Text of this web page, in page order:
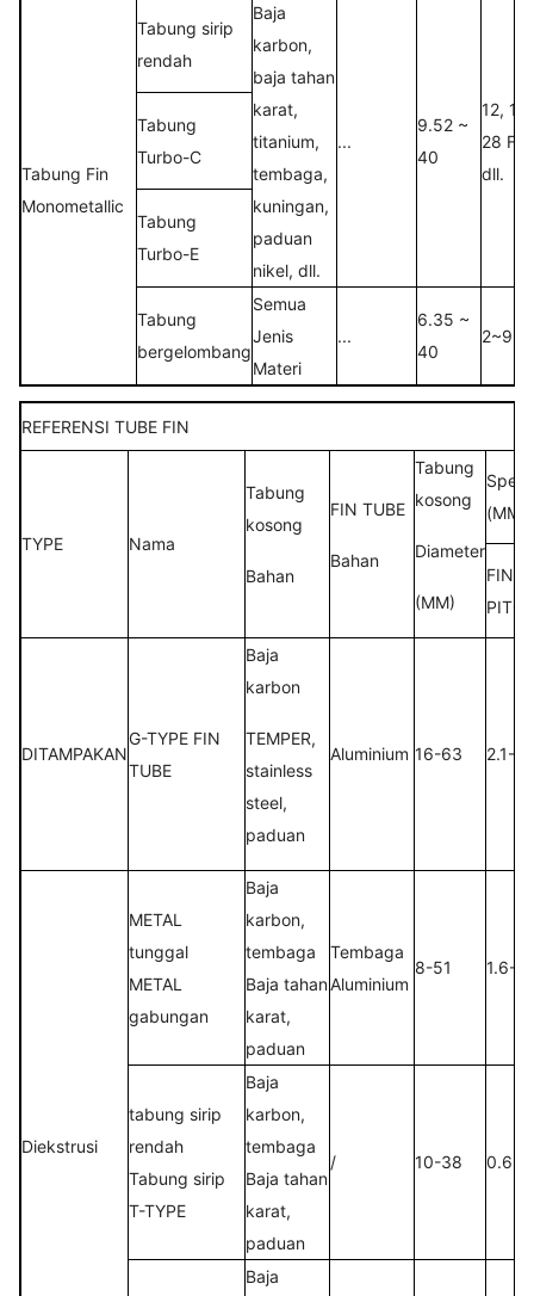
Tabung Fin
Monometallic
Tabung sirip
rendah
Baja
karbon,
baja tahan
karat,
titanium,
tembaga,
kuningan,
paduan
nikel, dll.
...
9.52 ~
40
12,
28
dll.
Tabung
Turbo-C
Tabung
Turbo-E
Tabung
bergelombang
Semua
Jenis
Materi
...
6.35 ~
40
REFERENSI TUBE FIN
TYPE Nama
Tabung
kosong
Bahan
FIN TUBE
Bahan
Tabung
kosong
Diameter
(MM)
(MM)
FIN
DITAMPAKAN
G-TYPE FIN
TUBE
Baja
karbon
TEMPER,
stainless
steel,
paduan
Aluminium 16-63 2.1-5
Diekstrusi
METAL
tunggal
METAL
gabungan
Baja
karbon,
tembaga
Baja tahan
karat,
paduan
Tembaga
Aluminium
8-51 1.6-10
tabung sirip
rendah
Tabung sirip
T-TYPE
Baja
karbon,
tembaga
Baja tahan
karat,
paduan
/ 10-38 0.6-2
Baja